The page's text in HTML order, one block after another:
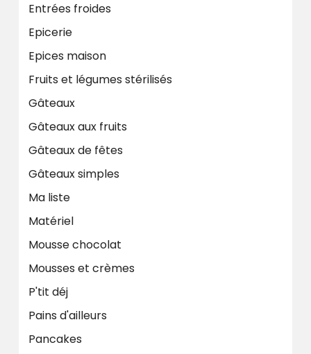
Entrées froides
Epicerie
Epices maison
Fruits et légumes stérilisés
Gâteaux
Gâteaux aux fruits
Gâteaux de fêtes
Gâteaux simples
Ma liste
Matériel
Mousse chocolat
Mousses et crèmes
P'tit déj
Pains d'ailleurs
Pancakes